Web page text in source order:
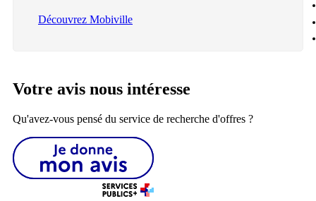
Découvrez Mobiville
Votre avis nous intéresse
Qu'avez-vous pensé du service de recherche d'offres ?